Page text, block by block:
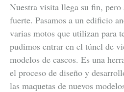
Nuestra visita llega su fin, pero
fuerte. Pasamos a un edificio
varias motos que utilizan para
pudimos entrar en el túnel de
modelos de cascos. Es una
el proceso de diseño y
las maquetas de nuevos